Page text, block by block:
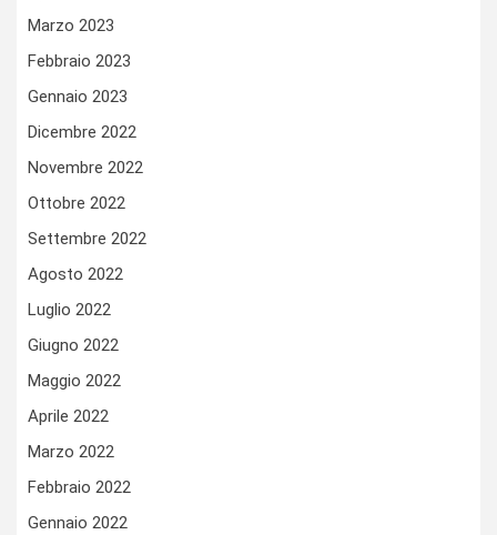
Marzo 2023
Febbraio 2023
Gennaio 2023
Dicembre 2022
Novembre 2022
Ottobre 2022
Settembre 2022
Agosto 2022
Luglio 2022
Giugno 2022
Maggio 2022
Aprile 2022
Marzo 2022
Febbraio 2022
Gennaio 2022